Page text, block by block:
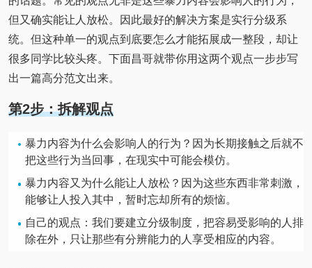
但又确实能让人放松。因此最好的解决方案是实行分级系
统。但这种单一的观点到底要怎么才能拓展成一整段，却让
很多同学比较头疼。下面昌哥就带你用这两个观点一步步写
出一篇高分范文出来。
第2步：拆解观点
暴力内容为什么会影响人的行为？因为长期接触之后就不
把这些行为当回事，在现实中可能会模仿。
暴力内容又为什么能让人放松？因为这些东西非常刺激，
能够让人投入其中，暂时忘却所有的烦恼。
自己的观点：我们要建立分级制度，把容易受影响的人排
除在外，只让那些有分辨能力的人享受相应的内容。